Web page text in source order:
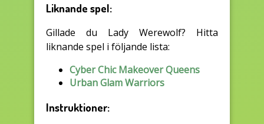
Liknande spel:
Gillade du Lady Werewolf? Hitta
liknande spel i följande lista:
Cyber Chic Makeover Queens
Urban Glam Warriors
Instruktioner: